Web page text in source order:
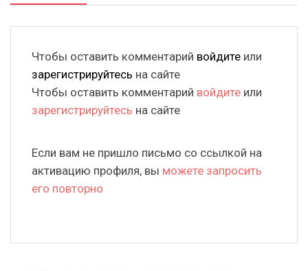
Чтобы оставить комментарий войдите или
зарегистрируйтесь на сайте
Чтобы оставить комментарий войдите или
зарегистрируйтесь на сайте
Если вам не пришло письмо со ссылкой на
активацию профиля, вы можете запросить
его повторно